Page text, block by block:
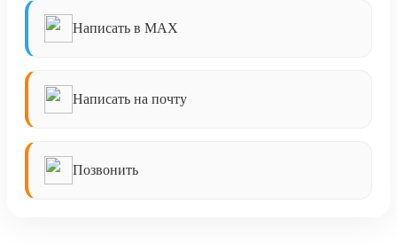
Написать в MAX
Написать на почту
Позвонить